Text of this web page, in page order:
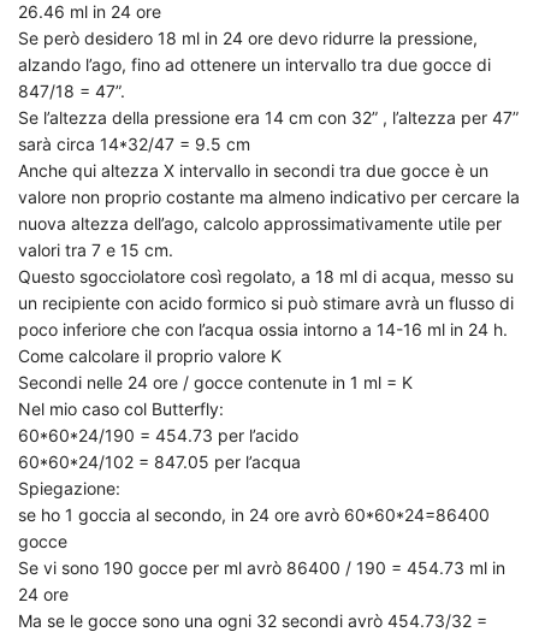
26.46 ml in 24 ore
Se però desidero 18 ml in 24 ore devo ridurre la pressione,
alzando l’ago, fino ad ottenere un intervallo tra due gocce di
847/18 = 47”.
Se l’altezza della pressione era 14 cm con 32” , l’altezza per 47”
sarà circa 14*32/47 = 9.5 cm
Anche qui altezza X intervallo in secondi tra due gocce è un
valore non proprio costante ma almeno indicativo per cercare la
nuova altezza dell’ago, calcolo approssimativamente utile per
valori tra 7 e 15 cm.
Questo sgocciolatore così regolato, a 18 ml di acqua, messo su
un recipiente con acido formico si può stimare avrà un flusso di
poco inferiore che con l’acqua ossia intorno a 14-16 ml in 24 h.
Come calcolare il proprio valore K
Secondi nelle 24 ore / gocce contenute in 1 ml = K
Nel mio caso col Butterfly:
60*60*24/190 = 454.73 per l’acido
60*60*24/102 = 847.05 per l’acqua
Spiegazione:
se ho 1 goccia al secondo, in 24 ore avrò 60*60*24=86400
gocce
Se vi sono 190 gocce per ml avrò 86400 / 190 = 454.73 ml in
24 ore
Ma se le gocce sono una ogni 32 secondi avrò 454.73/32 =